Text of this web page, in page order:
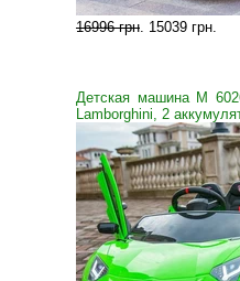
16996 грн. 15039 грн.
Детская машина M
Lamborghini, 2